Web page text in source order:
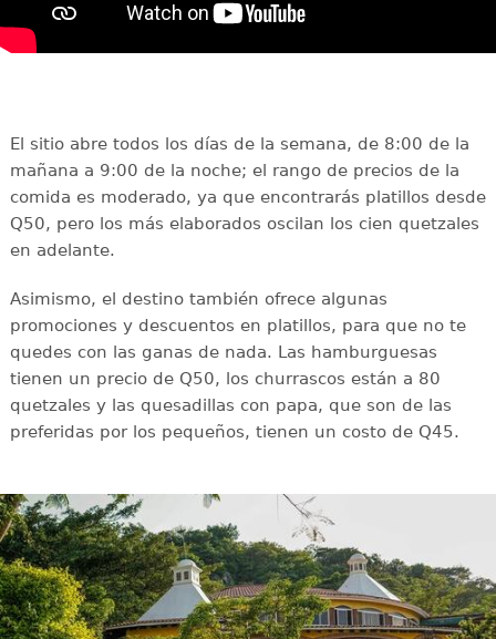
El sitio abre todos los días de la semana, de 8:00 de la
mañana a 9:00 de la noche; el rango de precios de la
comida es moderado, ya que encontrarás platillos desde
Q50, pero los más elaborados oscilan los cien quetzales
en adelante.
Asimismo, el destino también ofrece algunas
promociones y descuentos en platillos, para que no te
quedes con las ganas de nada. Las hamburguesas
tienen un precio de Q50, los churrascos están a 80
quetzales y las quesadillas con papa, que son de las
preferidas por los pequeños, tienen un costo de Q45.